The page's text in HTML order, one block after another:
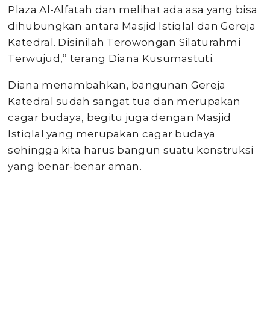
Plaza Al-Alfatah dan melihat ada asa yang bisa
dihubungkan antara Masjid Istiqlal dan Gereja
Katedral. Disinilah Terowongan Silaturahmi
Terwujud,” terang Diana Kusumastuti.
Diana menambahkan, bangunan Gereja
Katedral sudah sangat tua dan merupakan
cagar budaya, begitu juga dengan Masjid
Istiqlal yang merupakan cagar budaya
sehingga kita harus bangun suatu konstruksi
yang benar-benar aman.